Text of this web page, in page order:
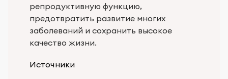
репродуктивную функцию,
предотвратить развитие многих
заболеваний и сохранить высокое
качество жизни.
Источники